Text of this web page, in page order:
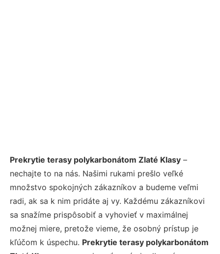
Prekrytie terasy polykarbonátom Zlaté Klasy –
nechajte to na nás. Našimi rukami prešlo veľké
množstvo spokojných zákazníkov a budeme veľmi
radi, ak sa k nim pridáte aj vy. Každému zákazníkovi
sa snažíme prispôsobiť a vyhovieť v maximálnej
možnej miere, pretože vieme, že osobný prístup je
kľúčom k úspechu. Prekrytie terasy polykarbonátom